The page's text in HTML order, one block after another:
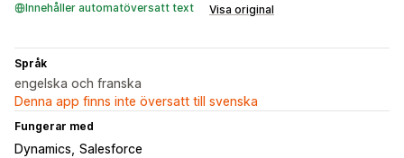
Innehåller automatöversatt text Visa original
Språk
engelska och franska
Denna app finns inte översatt till svenska
Fungerar med
Dynamics Salesforce